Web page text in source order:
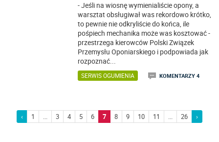
- Jeśli na wiosnę wymienialiście opony, a
warsztat obsługiwał was rekordowo krótko,
to pewnie nie odkryliście do końca, ile
pośpiech mechanika może was kosztować -
przestrzega kierowców Polski Związek
Przemysłu Oponiarskiego i podpowiada jak
rozpoznać...
SERWIS OGUMIENIA KOMENTARZY 4
‹ 1 ... 3 4 5 6 7 8 9 10 11 ... 26 ›